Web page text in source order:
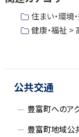
住まい・環境
健康・福祉 >
ッ
公共交通
豊富町へのア
豊富町地域公